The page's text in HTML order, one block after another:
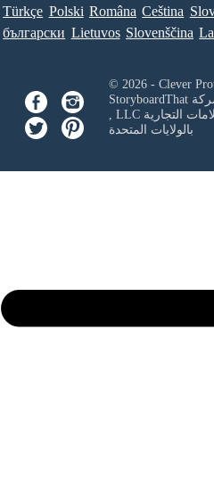
Türkçe Polski Româna Ceština
български Lietuvos Slovenščina
, LLCفي مكتب براءات الاختراع والعلامات التجارية
بالولايات المتحدة